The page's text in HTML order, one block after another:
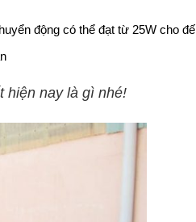
động có thể đạt từ 25W cho
hiện nay là gì nhé!